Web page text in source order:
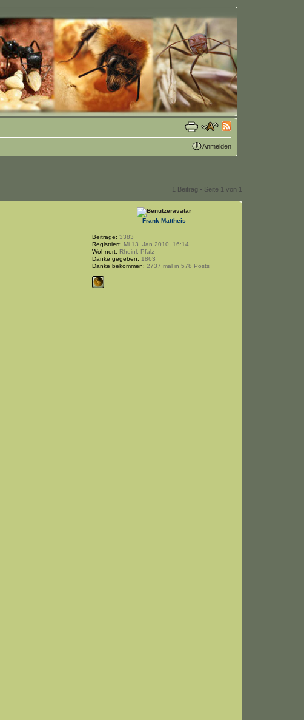
Anmelden
1 Beitrag • Seite 1 von 1
Frank Mattheis
Beiträge: 3383
Registriert: Mi 13. Jan 2010, 16:14
Wohnort: Rheinl. Pfalz
Danke gegeben: 1863
Danke bekommen: 2737 mal in 578 Posts